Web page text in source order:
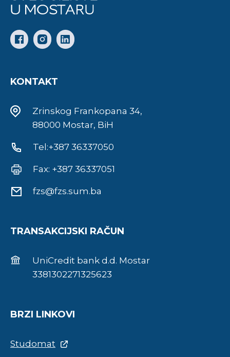
KONTAKT
Zrinskog Frankopana 34,
88000 Mostar, BiH
Tel:+387 36337050
Fax: +387 36337051
fzs@fzs.sum.ba
TRANSAKCIJSKI RAČUN
UniCredit bank d.d. Mostar
3381302271325623
BRZI LINKOVI
Studomat